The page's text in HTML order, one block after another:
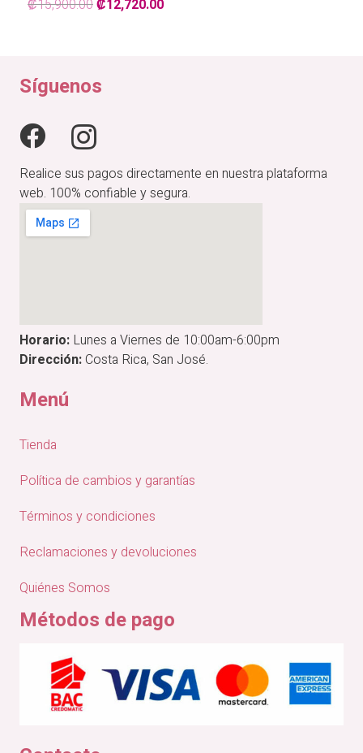
₡15,900.00
₡15,900.00.
₡12,720.00
Síguenos
Realice sus pagos directamente en nuestra plataforma
web. 100% confiable y segura.
Horario: Lunes a Viernes de 10:00am-6:00pm
Dirección:Costa Rica, San José.
Menú
Tienda
Política de cambios y garantías
Términos y condiciones
Reclamaciones y devoluciones
Quiénes Somos
Métodos de pago